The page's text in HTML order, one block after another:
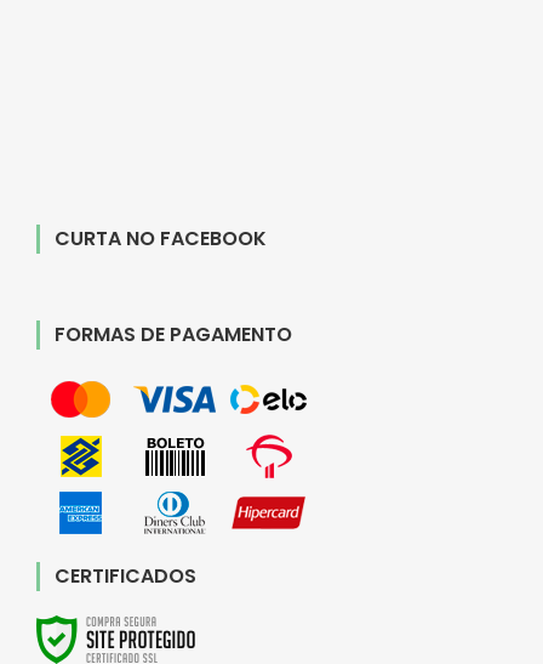
CURTA NO FACEBOOK
FORMAS DE PAGAMENTO
CERTIFICADOS